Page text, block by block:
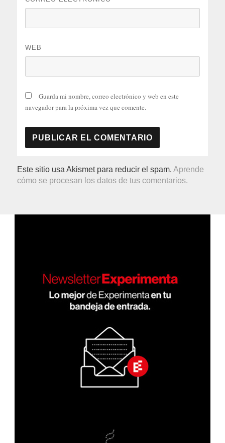
WEB
Guarda mi nombre, correo electrónico y web en este
navegador para la próxima vez que comente.
Este sitio usa Akismet para reducir el spam.Aprende
cómo se procesan los datos de tus comentarios.